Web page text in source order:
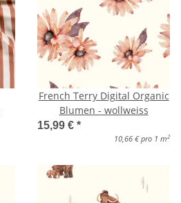
French Terry Digital Organic
Blumen - wollweiss
15,99 € *
10,66 € pro 1 m 2